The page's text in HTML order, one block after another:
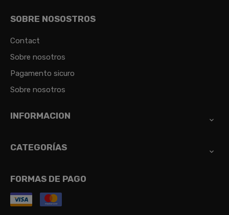
SOBRE NOSOSTROS
Contact
Sobre nosotros
Pagamento sicuro
Sobre nosotros
INFORMACION 
CATEGORÍAS 
FORMAS DE PAGO